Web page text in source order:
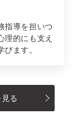
指導を担いつ
理的にも支え
ます。
る